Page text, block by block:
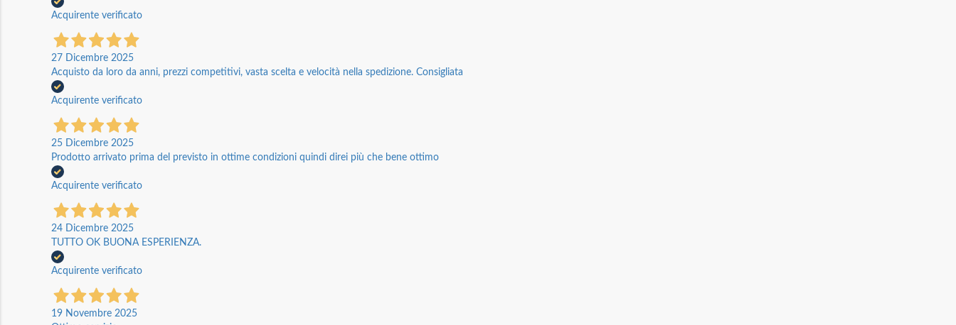
Acquirente verificato
27 Dicembre 2025
Acquisto da loro da anni, prezzi competitivi, vasta scelta e velocità nella spedizione. Consigliata
Acquirente verificato
25 Dicembre 2025
Prodotto arrivato prima del previsto in ottime condizioni quindi direi più che bene ottimo
Acquirente verificato
24 Dicembre 2025
TUTTO OK BUONA ESPERIENZA.
Acquirente verificato
19 Novembre 2025